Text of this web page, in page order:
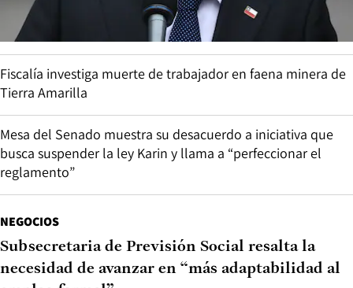
Fiscalía investiga muerte de trabajador en faena minera de
Tierra Amarilla
Mesa del Senado muestra su desacuerdo a iniciativa que
busca suspender la ley Karin y llama a “perfeccionar el
reglamento”
NEGOCIOS
Subsecretaria de Previsión Social resalta la
necesidad de avanzar en “más adaptabilidad al